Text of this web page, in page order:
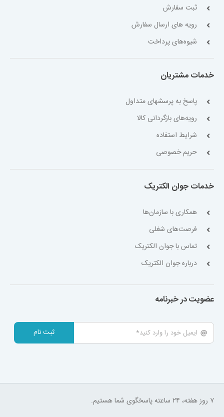
ثبت سفارش
رویه های ارسال سفارش
شیوه‌های پرداخت
خدمات مشتریان
پاسخ به پرسشهای متداول
رویه‌های بازگردانی کالا
شرایط استفاده
حریم خصوصی
خدمات جوان الکتریک
همکاری با سازمان‌ها
فرصت‌های شغلی
تماس با جوان الکتریک
درباره جوان الکتریک
عضویت در خبرنامه
ثبت نام
۷ روز هفته، ۲۴ ساعته پاسخگوی شما هستیم.